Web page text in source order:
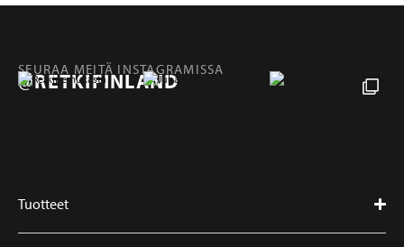
SEURAA MEITÄ INSTAGRAMISSA
@RETKIFINLAND
Tuotteet